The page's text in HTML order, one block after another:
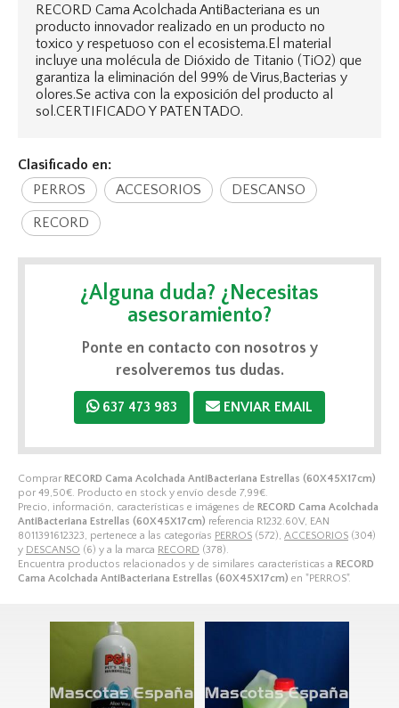
Comprar RECORD Cama Acolchada AntiBacteriana Estrellas (60X45X17cm)
por 49,50€ . Producto en stock y envío desde 7,99€
Precio, información, características e imágenes de RECORD Cama Acolchada
AntiBacteriana Estrellas (60X45X17cm) referencia R1232.60V, EAN
8011391612323, pertenece a las categorías PERROS (572), ACCESORIOS (304)
y DESCANSO (6) y a la marca RECORD (378).
Encuentra productos relacionados y de similares características a RECORD
Cama Acolchada AntiBacteriana Estrellas (60X45X17cm) en "PERROS".
RECORD Cama Acolchada AntiBacteriana es un
producto innovador realizado en un producto no
toxico y respetuoso con el ecosistema.El material
incluye una molécula de Dióxido de Titanio (TiO2) que
garantiza la eliminación del 99% de Virus,Bacterias y
olores.Se activa con la exposición del producto al
sol.CERTIFICADO Y PATENTADO.
Clasificado en:
PERROS
ACCESORIOS DESCANSO
RECORD
¿Alguna duda? ¿Necesitas
asesoramiento?
Ponte en contacto con nosotros y
resolveremos tus dudas.
637 473 983 ENVIAR EMAIL